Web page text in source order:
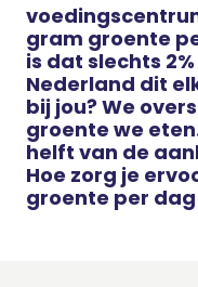
gram groente
is dat slechts
Nederland dit
bij jou? We
groente we
helft van de
Hoe zorg je
groente per